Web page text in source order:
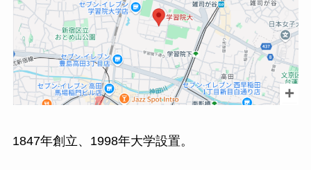
1847年創立、1998年大学設置。